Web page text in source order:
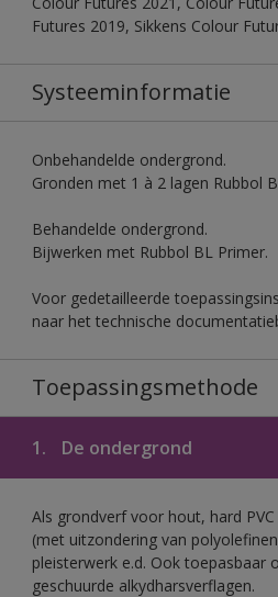
Futures 2019, Sikkens Colour
Systeeminformatie
Onbehandelde ondergrond.
Gronden met 1 à 2 lagen Rubbol
Behandelde ondergrond.
Bijwerken met Rubbol BL Primer.
Voor gedetailleerde
naar het technische
Toepassingsmethode
1. De ondergrond
Als grondverf voor hout, hard
(met uitzondering van
pleisterwerk e.d. Ook toepasbaar
geschuurde alkydharsverflagen.